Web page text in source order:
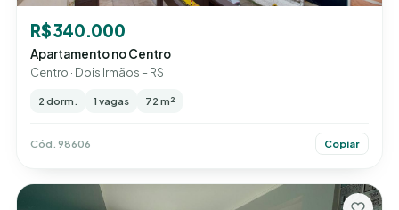
R$ 340.000
Apartamento no Centro
Centro · Dois Irmãos – RS
2 dorm. 1 vagas 72 m²
Cód. 98606 Copiar